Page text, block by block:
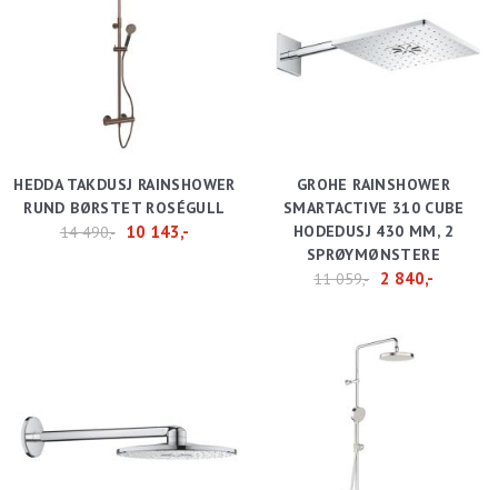
HEDDA TAKDUSJ RAINSHOWER
RUND BØRSTET ROSÉGULL
14 490,- 10 143,-
GROHE RAINSHOWER
SMARTACTIVE 310 CUBE
HODEDUSJ 430 MM, 2
SPRØYMØNSTERE
11 059,-
2 840,-